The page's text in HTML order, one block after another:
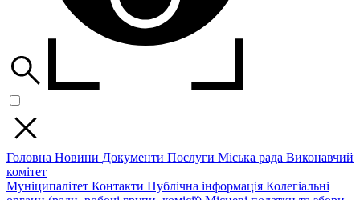
Головна Новини Документи Послуги Міська рада Виконавчий
комітет
Муніципалітет Контакти Публічна інформація Колегіальні